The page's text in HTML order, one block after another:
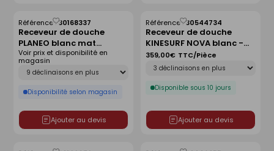
Receveur de douche
PLANEO blanc mat
antidérapant - 180 x 90
cm
Référence :30168337
Déclinaison
Disponibilité selon magasin
Voir prix et disponibilité en
magasin
Ajouter au devis
Enregistrer
comme
liste
Receveur de douche
KINESURF NOVA blanc -
120x90 cm
Référence :30544734
Disponible sous 10 jours
359,00€ TTC/Pièce
Ajouter au devis
Enregistrer
comme
liste